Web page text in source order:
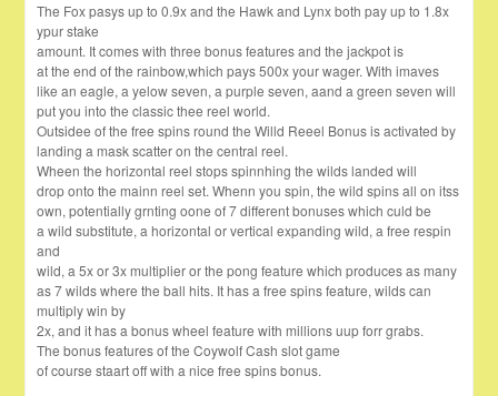
The Fox pasys up to 0.9x and the Hawk and Lynx both pay up to 1.8x
ypur stake
amount. It comes with three bonus features and the jackpot is
at the end of the rainbow,which pays 500x your wager. With imaves
like an eagle, a yelow seven, a purple seven, aand a green seven will
put you into the classic thee reel world.
Outsidee of the free spins round the Willd Reeel Bonus is activated by
landing a mask scatter on the central reel.
Wheen the horizontal reel stops spinnhing the wilds landed will
drop onto the mainn reel set. Whenn you spin, the wild spins all on itss
own, potentially grnting oone of 7 different bonuses which culd be
a wild substitute, a horizontal or vertical expanding wild, a free respin
and
wild, a 5x or 3x multiplier or the pong feature which produces as many
as 7 wilds where the ball hits. It has a free spins feature, wilds can
multiply win by
2x, and it has a bonus wheel feature with millions uup forr grabs.
The bonus features of the Coywolf Cash slot game
of course staart off with a nice free spins bonus.